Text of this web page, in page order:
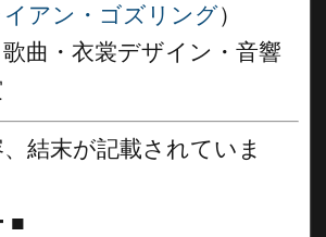
イアン・ゴズリング）
曲・衣裳デザイン・音響
、結末が記載されていま
■